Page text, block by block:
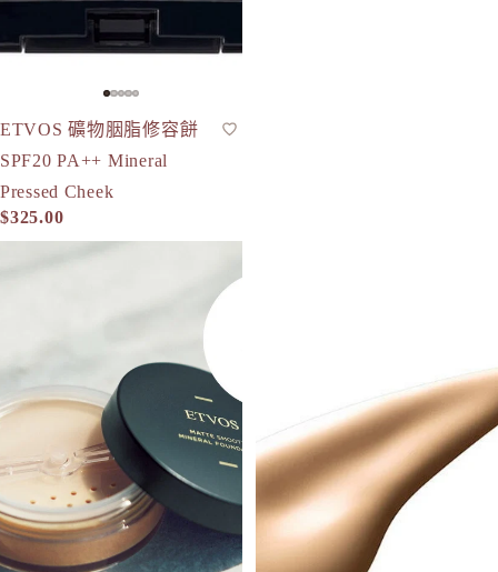
胭脂盤
ETVOS 礦物胭脂修容餅
SPF20 PA++ Mineral
Pressed Cheek
$325.00